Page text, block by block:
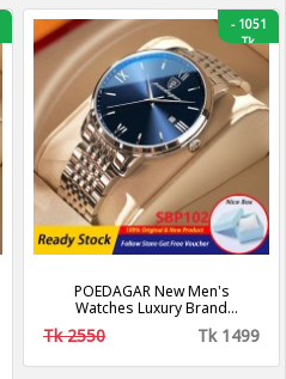
-1051
Tk
POEDAGAR New Men's
Watches Luxury Brand
Waterproof Luminous Fashion
Business Stainless Steel Strap
Tk 2550 Tk 1499